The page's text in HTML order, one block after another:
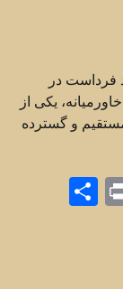
فرداست در
یکی از
و گسترده
Print